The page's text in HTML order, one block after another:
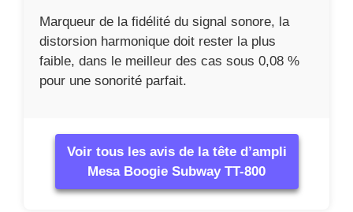
Marqueur de la fidélité du signal sonore, la
distorsion harmonique doit rester la plus
faible, dans le meilleur des cas sous 0,08 %
pour une sonorité parfait.
Voir tous les avis de la tête d’ampli
Mesa Boogie Subway TT-800